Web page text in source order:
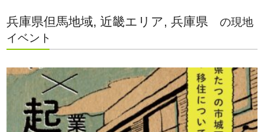
兵庫県但馬地域, 近畿エリア, 兵庫県
の現地
イベント